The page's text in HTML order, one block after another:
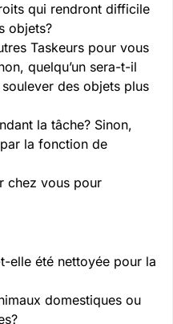
qui rendront difficile
objets?
Taskeurs pour vous
quelqu’un sera-t-il
des objets plus
la tâche? Sinon,
la fonction de
chez vous pour
elle été nettoyée pour la
domestiques ou